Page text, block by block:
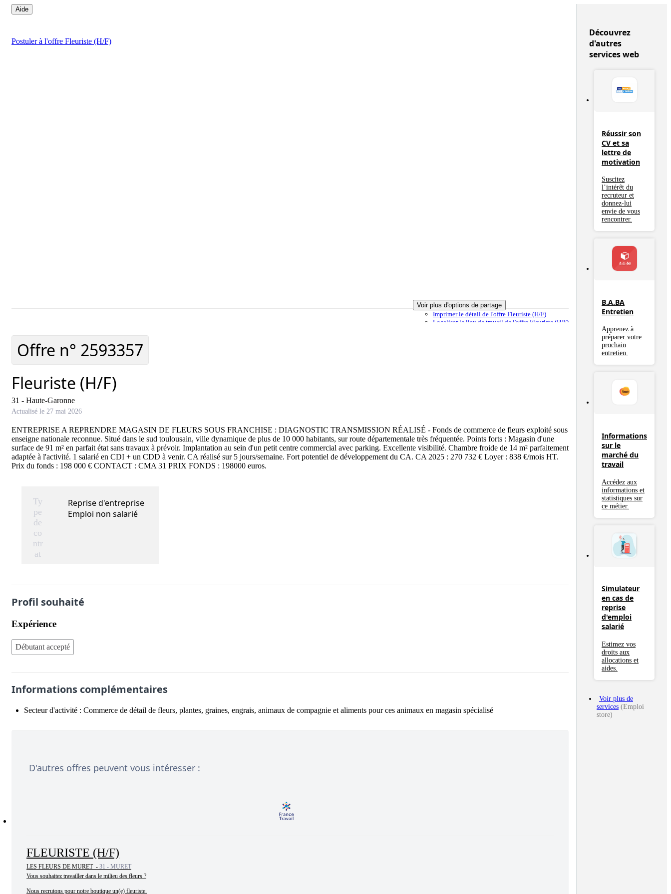
Aide
Postulerà l'offre Fleuriste (H/F)
Voir plus d'options de partage
Imprimerle détail de l'offre Fleuriste (H/F)
Localiserle lieu de travail de l'offre Fleuriste (H/F)
Offre n° 2593357
Fleuriste (H/F)
31 - Haute-Garonne
Actualisé le 27 mai 2026
ENTREPRISE A REPRENDRE MAGASIN DE FLEURS SOUS FRANCHISE : DIAGNOSTIC TRANSMISSION RÉALISÉ - Fonds de commerce de fleurs exploité sous
enseigne nationale reconnue. Situé dans le sud toulousain, ville dynamique de plus de 10 000 habitants, sur route départementale très fréquentée. Points forts : Magasin d'une
surface de 91 m² en parfait état sans travaux à prévoir. Implantation au sein d'un petit centre commercial avec parking. Excellente visibilité. Chambre froide de 14 m² parfaitement
adaptée à l'activité. 1 salarié en CDI + un CDD à venir. CA réalisé sur 5 jours/semaine. Fort potentiel de développement du CA. CA 2025 : 270 732 € Loyer : 838 €/mois HT.
Prix du fonds : 198 000 € CONTACT : CMA 31 PRIX FONDS : 198000 euros.
Ty
pe
de
co
ntr
at
Reprise d'entreprise
Emploi non salarié
Profil souhaité
Expérience
Débutant accepté
Informations complémentaires
Secteur d'activité : Commerce de détail de fleurs, plantes, graines, engrais, animaux de compagnie et aliments pour ces animaux en magasin spécialisé
D'autres offres peuvent vous intéresser :
FLEURISTE (H/F)
LES FLEURS DE MURET - 31 - MURET
Vous souhaitez travailler dans le milieu des fleurs ?
Nous recrutons pour notre boutique un(e) fleuriste.
Découvrez
d'autres
services web
Réussir son
CV et sa
lettre de
motivation
Suscitez
l’intérêt du
recruteur et
donnez-lui
envie de vous
rencontrer.
B.A.BA
Entretien
Apprenez à
préparer votre
prochain
entretien.
Informations
sur le
marché du
travail
Accédez aux
informations et
statistiques sur
ce métier.
Simulateur
en cas de
reprise
d'emploi
salarié
Estimez vos
droits aux
allocations et
aides.
Voir plus de
services (Emploi
store)